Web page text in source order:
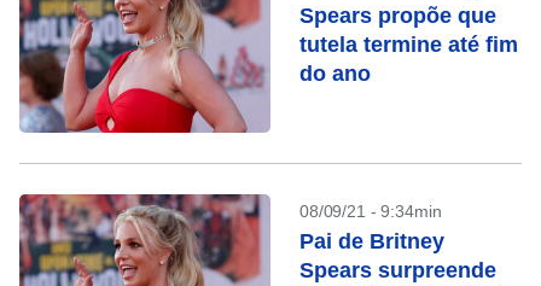
Spears propõe que
tutela termine até fim
do ano
08/09/21 - 9:34min
Pai de Britney
Spears surpreende